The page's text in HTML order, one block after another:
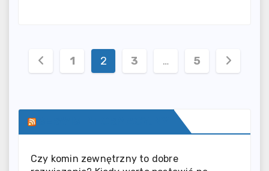
Stronicowanie
1 2 3 … 5
Czy komin zewnętrzny to dobre